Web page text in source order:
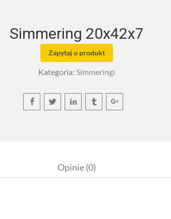
Simmering 20x42x7
Zapytaj o produkt
Kategoria: Simmeringi
Opinie (0)